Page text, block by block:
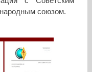
союзом.